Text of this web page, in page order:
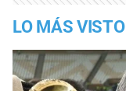
LO MÁS VISTO